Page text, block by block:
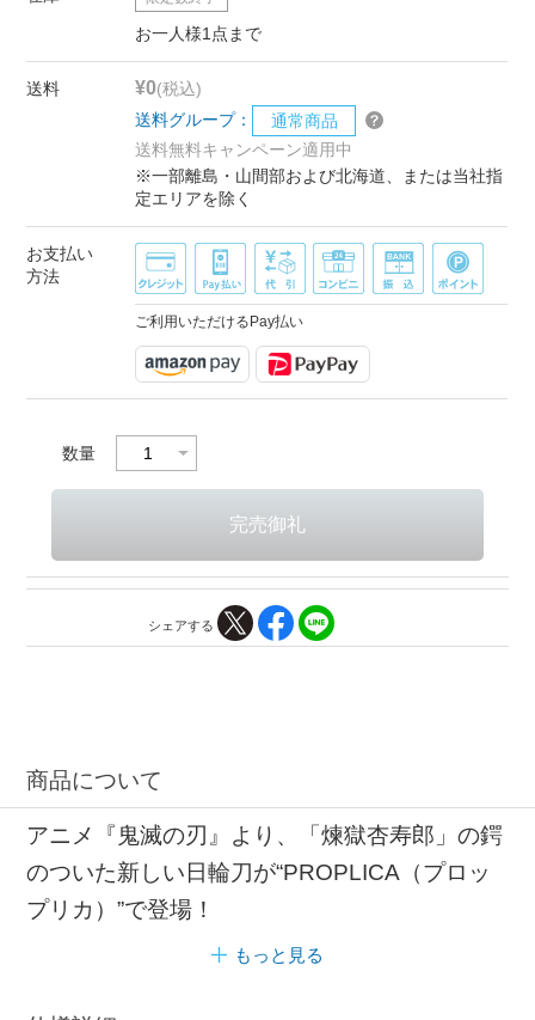
お一人様1点まで
送料 ¥0(税込)
送料グループ：
通常商品
送料無料キャンペーン適用中
※一部離島・山間部および北海道、または当社指
定エリアを除く
お支払い
方法
ご利用いただけるPay払い
数量
シェアする
商品について
アニメ『鬼滅の刃』より、「煉獄杏寿郎」の鍔
のついた新しい日輪刀が“PROPLICA（プロッ
プリカ）”で登場！
もっと見る